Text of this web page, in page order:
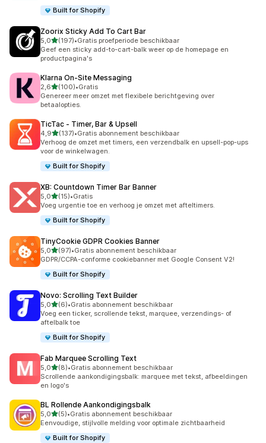
Built for Shopify
Zoorix Sticky Add To Cart Bar
5,0van 5 sterren
(197)
197 recensies in totaal
•Gratis proefperiode beschikbaar
Geef een sticky add-to-cart-balk weer op de homepage en
productpagina's
Klarna On‑Site Messaging
2,6van 5 sterren
(100)
100 recensies in totaal
•Gratis
Genereer meer omzet met flexibele berichtgeving over
betaalopties.
TicTac ‑ Timer, Bar & Upsell
4,9van 5 sterren
(137)
137 recensies in totaal
•Gratis abonnement beschikbaar
Verhoog de omzet met timers, een verzendbalk en upsell-pop-ups
voor de winkelwagen.
Built for Shopify
XB: Countdown Timer Bar Banner
5,0van 5 sterren
(15)
15 recensies in totaal
•Gratis
Voeg urgentie toe en verhoog je omzet met afteltimers.
Built for Shopify
TinyCookie GDPR Cookies Banner
5,0van 5 sterren
(97)
97 recensies in totaal
•Gratis abonnement beschikbaar
GDPR/CCPA-conforme cookiebanner met Google Consent V2!
Built for Shopify
Novo: Scrolling Text Builder
5,0van 5 sterren
(6)
6 recensies in totaal
•Gratis abonnement beschikbaar
Voeg een ticker, scrollende tekst, marquee, verzendings- of
aftelbalk toe
Built for Shopify
Fab Marquee Scrolling Text
5,0van 5 sterren
(8)
8 recensies in totaal
•Gratis abonnement beschikbaar
Scrollende aankondigingsbalk: marquee met tekst, afbeeldingen
en logo's
BL Rollende Aankondigingsbalk
5,0van 5 sterren
(5)
5 recensies in totaal
•Gratis abonnement beschikbaar
Eenvoudige, stijlvolle melding voor optimale zichtbaarheid
Built for Shopify